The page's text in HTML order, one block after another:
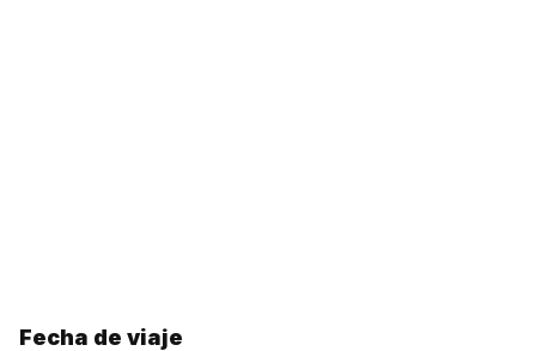
Fecha de viaje